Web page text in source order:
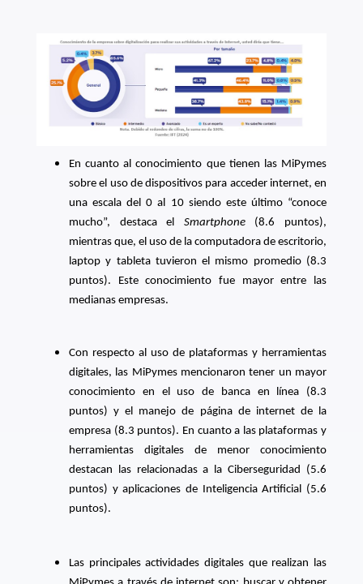
En cuanto al conocimiento que tienen las MiPymes
sobre el uso de dispositivos para acceder internet, en
una escala del 0 al 10 siendo este último “conoce
mucho”, destaca el Smartphone (8.6 puntos),
mientras que, el uso de la computadora de escritorio,
laptop y tableta tuvieron el mismo promedio (8.3
puntos). Este conocimiento fue mayor entre las
medianas empresas.
Con respecto al uso de plataformas y herramientas
digitales, las MiPymes mencionaron tener un mayor
conocimiento en el uso de banca en línea (8.3
puntos) y el manejo de página de internet de la
empresa (8.3 puntos). En cuanto a las plataformas y
herramientas digitales de menor conocimiento
destacan las relacionadas a la Ciberseguridad (5.6
puntos) y aplicaciones de Inteligencia Artificial (5.6
puntos).
Las principales actividades digitales que realizan las